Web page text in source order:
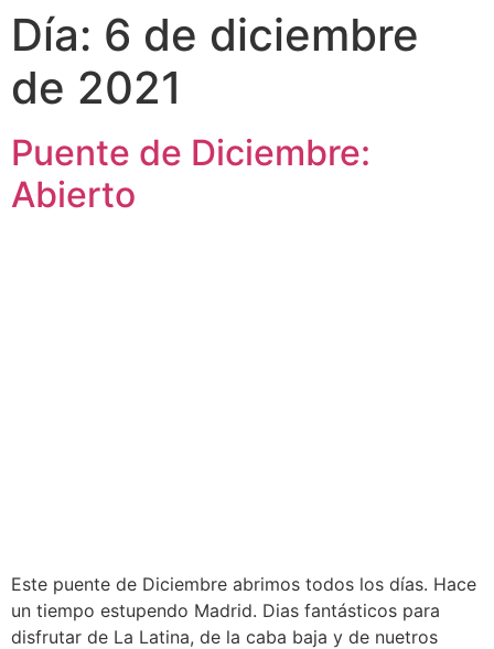
Día: 6 de diciembre
de 2021
Puente de Diciembre:
Abierto
Este puente de Diciembre abrimos todos los días. Hace
un tiempo estupendo Madrid. Dias fantásticos para
disfrutar de La Latina, de la caba baja y de nuetros